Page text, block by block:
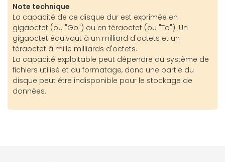
Note technique
La capacité de ce disque dur est exprimée en
gigaoctet (ou "Go") ou en téraoctet (ou "To"). Un
gigaoctet équivaut à un milliard d'octets et un
téraoctet à mille milliards d'octets.
La capacité exploitable peut dépendre du système de
fichiers utilisé et du formatage, donc une partie du
disque peut être indisponible pour le stockage de
données.